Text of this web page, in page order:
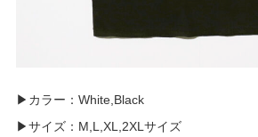
▶︎カラー：White,Black
▶︎サイズ：M,L,XL,2XLサイズ